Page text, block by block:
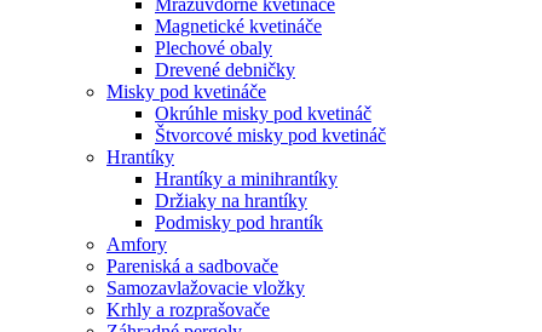
Mrazuvdorné kvetináče
Magnetické kvetináče
Plechové obaly
Drevené debničky
Misky pod kvetináče
Okrúhle misky pod kvetináč
Štvorcové misky pod kvetináč
Hrantíky
Hrantíky a minihrantíky
Držiaky na hrantíky
Podmisky pod hrantík
Amfory
Pareniská a sadbovače
Samozavlažovacie vložky
Krhly a rozprašovače